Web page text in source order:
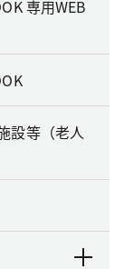
専用WEB
設等（老人